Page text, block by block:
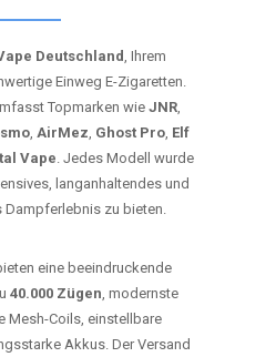
Deutschland, Ihrem
Einweg E-Zigaretten.
Topmarken wie JNR,
, AirMez, Ghost Pro, Elf
Vape. Jedes Modell wurde
langanhaltendes und
Dampferlebnis zu bieten.
eine beeindruckende
40.000 Zügen, modernste
Mesh-Coils, einstellbare
Akkus. Der Versand